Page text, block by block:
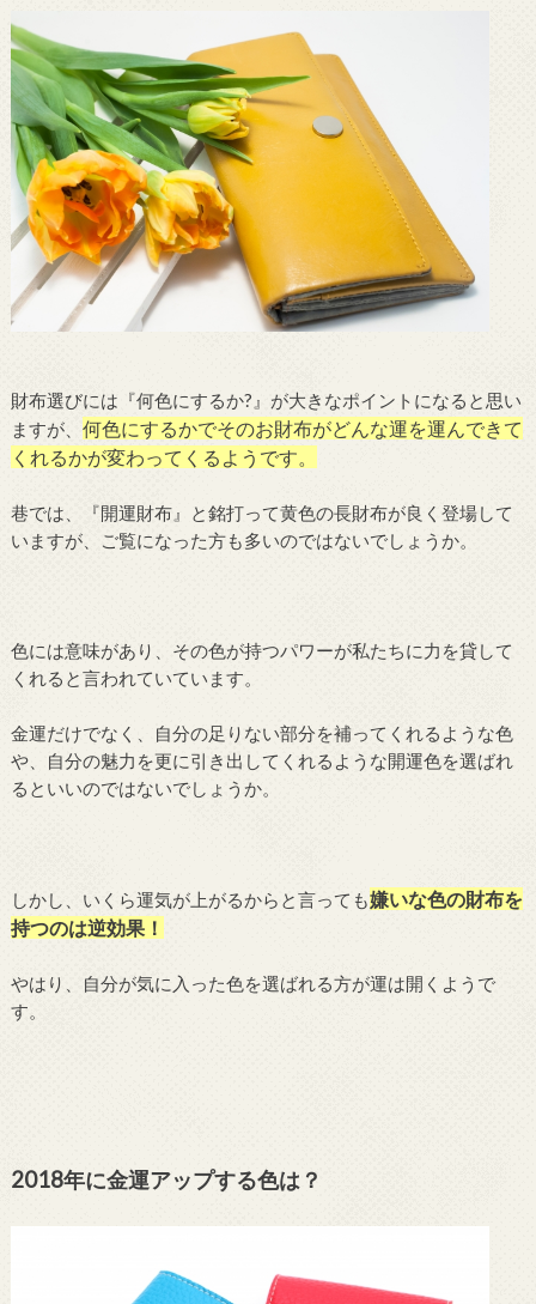
財布選びには『何色にするか?』が大きなポイントになると思い
ますが、 何色にするかでそのお財布がどんな運を運んできて
くれるかが変わってくるようです。
巷では、『開運財布』と銘打って黄色の長財布が良く登場して
いますが、ご覧になった方も多いのではないでしょうか。
色には意味があり、その色が持つパワーが私たちに力を貸して
くれると言われていています。
金運だけでなく、自分の足りない部分を補ってくれるような色
や、自分の魅力を更に引き出してくれるような開運色を選ばれ
るといいのではないでしょうか。
しかし、いくら運気が上がるからと言っても嫌いな色の財布を
持つのは逆効果！
やはり、自分が気に入った色を選ばれる方が運は開くようで
す。
2018年に金運アップする色は？